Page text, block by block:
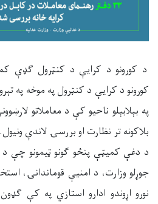
د کورونو د کرایې د کنټرول ګډې
کورونو د کرايې د کنټرول په موخه په
بلاکونه تر نظارت او بررسۍ لاندې ونيول.
د دغې کميټې پنځو ګونو ټيمونو چې د
جوړلو وزارت، د امنیې قوماندانۍ،
نورو اړوندو ادارو استازي په کې